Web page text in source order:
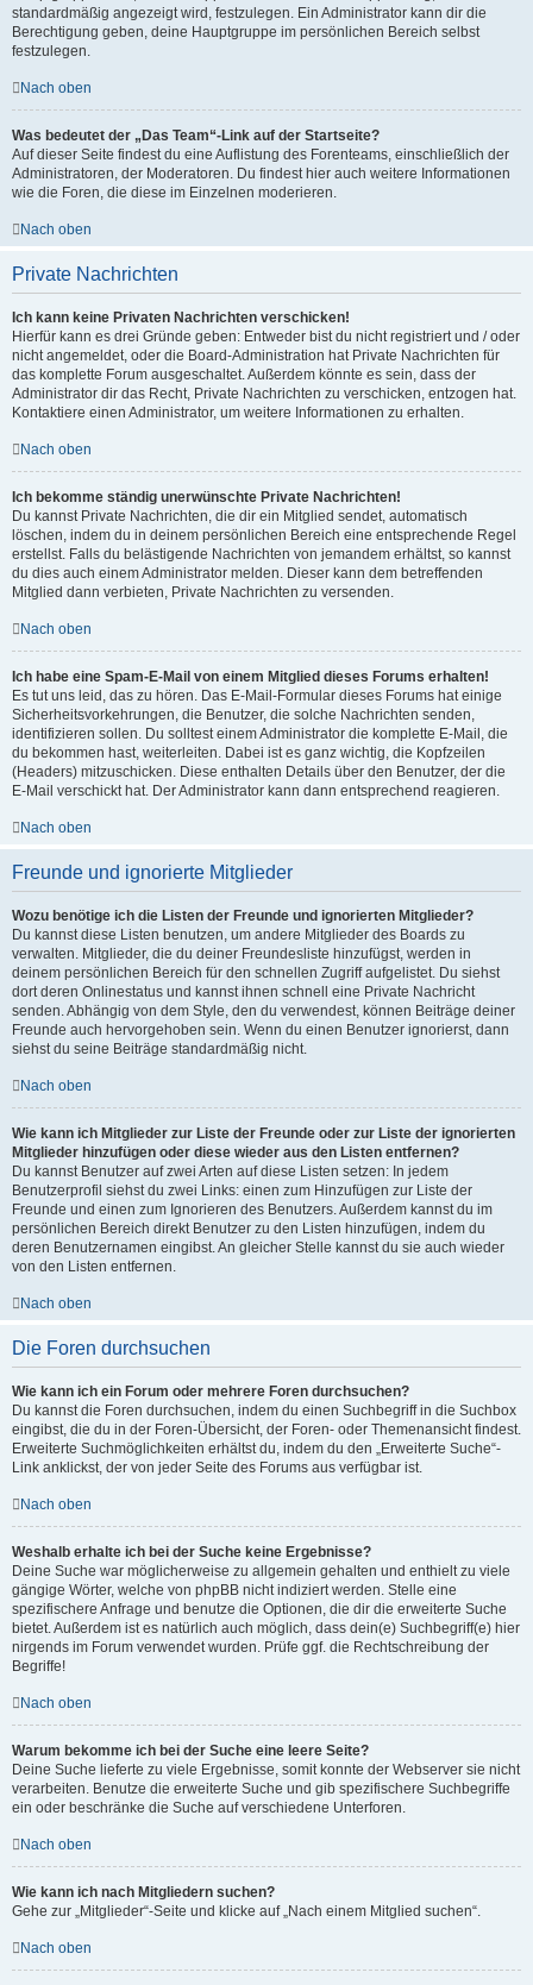
standardmäßig angezeigt wird, festzulegen. Ein Administrator kann dir die
Berechtigung geben, deine Hauptgruppe im persönlichen Bereich selbst
festzulegen.
Nach oben
Was bedeutet der „Das Team“-Link auf der Startseite?
Auf dieser Seite findest du eine Auflistung des Forenteams, einschließlich der
Administratoren, der Moderatoren. Du findest hier auch weitere Informationen
wie die Foren, die diese im Einzelnen moderieren.
Nach oben
Private Nachrichten
Ich kann keine Privaten Nachrichten verschicken!
Hierfür kann es drei Gründe geben: Entweder bist du nicht registriert und / oder
nicht angemeldet, oder die Board-Administration hat Private Nachrichten für
das komplette Forum ausgeschaltet. Außerdem könnte es sein, dass der
Administrator dir das Recht, Private Nachrichten zu verschicken, entzogen hat.
Kontaktiere einen Administrator, um weitere Informationen zu erhalten.
Nach oben
Ich bekomme ständig unerwünschte Private Nachrichten!
Du kannst Private Nachrichten, die dir ein Mitglied sendet, automatisch
löschen, indem du in deinem persönlichen Bereich eine entsprechende Regel
erstellst. Falls du belästigende Nachrichten von jemandem erhältst, so kannst
du dies auch einem Administrator melden. Dieser kann dem betreffenden
Mitglied dann verbieten, Private Nachrichten zu versenden.
Nach oben
Ich habe eine Spam-E-Mail von einem Mitglied dieses Forums erhalten!
Es tut uns leid, das zu hören. Das E-Mail-Formular dieses Forums hat einige
Sicherheitsvorkehrungen, die Benutzer, die solche Nachrichten senden,
identifizieren sollen. Du solltest einem Administrator die komplette E-Mail, die
du bekommen hast, weiterleiten. Dabei ist es ganz wichtig, die Kopfzeilen
(Headers) mitzuschicken. Diese enthalten Details über den Benutzer, der die
E-Mail verschickt hat. Der Administrator kann dann entsprechend reagieren.
Nach oben
Freunde und ignorierte Mitglieder
Wozu benötige ich die Listen der Freunde und ignorierten Mitglieder?
Du kannst diese Listen benutzen, um andere Mitglieder des Boards zu
verwalten. Mitglieder, die du deiner Freundesliste hinzufügst, werden in
deinem persönlichen Bereich für den schnellen Zugriff aufgelistet. Du siehst
dort deren Onlinestatus und kannst ihnen schnell eine Private Nachricht
senden. Abhängig von dem Style, den du verwendest, können Beiträge deiner
Freunde auch hervorgehoben sein. Wenn du einen Benutzer ignorierst, dann
siehst du seine Beiträge standardmäßig nicht.
Nach oben
Wie kann ich Mitglieder zur Liste der Freunde oder zur Liste der ignorierten
Mitglieder hinzufügen oder diese wieder aus den Listen entfernen?
Du kannst Benutzer auf zwei Arten auf diese Listen setzen: In jedem
Benutzerprofil siehst du zwei Links: einen zum Hinzufügen zur Liste der
Freunde und einen zum Ignorieren des Benutzers. Außerdem kannst du im
persönlichen Bereich direkt Benutzer zu den Listen hinzufügen, indem du
deren Benutzernamen eingibst. An gleicher Stelle kannst du sie auch wieder
von den Listen entfernen.
Nach oben
Die Foren durchsuchen
Wie kann ich ein Forum oder mehrere Foren durchsuchen?
Du kannst die Foren durchsuchen, indem du einen Suchbegriff in die Suchbox
eingibst, die du in der Foren-Übersicht, der Foren- oder Themenansicht findest.
Erweiterte Suchmöglichkeiten erhältst du, indem du den „Erweiterte Suche“-
Link anklickst, der von jeder Seite des Forums aus verfügbar ist.
Nach oben
Weshalb erhalte ich bei der Suche keine Ergebnisse?
Deine Suche war möglicherweise zu allgemein gehalten und enthielt zu viele
gängige Wörter, welche von phpBB nicht indiziert werden. Stelle eine
spezifischere Anfrage und benutze die Optionen, die dir die erweiterte Suche
bietet. Außerdem ist es natürlich auch möglich, dass dein(e) Suchbegriff(e) hier
nirgends im Forum verwendet wurden. Prüfe ggf. die Rechtschreibung der
Begriffe!
Nach oben
Warum bekomme ich bei der Suche eine leere Seite?
Deine Suche lieferte zu viele Ergebnisse, somit konnte der Webserver sie nicht
verarbeiten. Benutze die erweiterte Suche und gib spezifischere Suchbegriffe
ein oder beschränke die Suche auf verschiedene Unterforen.
Nach oben
Wie kann ich nach Mitgliedern suchen?
Gehe zur „Mitglieder“-Seite und klicke auf „Nach einem Mitglied suchen“.
Nach oben